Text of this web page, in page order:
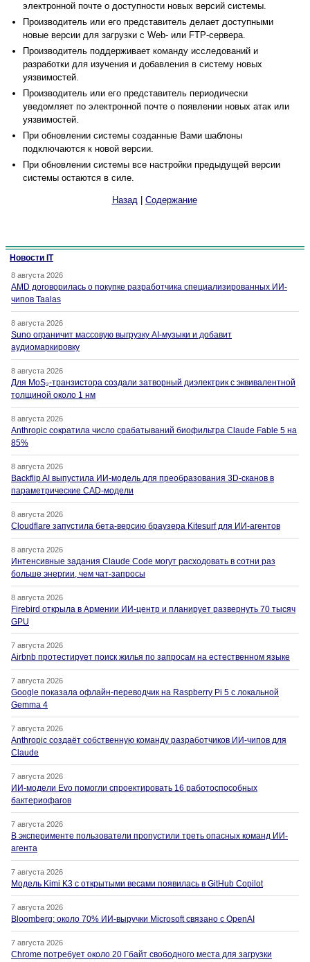
электронной почте о доступности новых версий системы.
Производитель или его представитель делает доступными
новые версии для загрузки с Web- или FTP-сервера.
Производитель поддерживает команду исследований и
разработки для изучения и добавления в систему новых
уязвимостей.
Производитель или его представитель периодически
уведомляет по электронной почте о появлении новых атак или
уязвимостей.
При обновлении системы созданные Вами шаблоны
подключаются к новой версии.
При обновлении системы все настройки предыдущей версии
системы остаются в силе.
Назад| Содержание
Новости IT
8 августа 2026
AMD договорилась о покупке разработчика специализированных ИИ-
чипов Taalas
8 августа 2026
Suno ограничит массовую выгрузку AI-музыки и добавит
аудиомаркировку
8 августа 2026
Для MoS₂-транзистора создали затворный диэлектрик с эквивалентной
толщиной около 1 нм
8 августа 2026
Anthropic сократила число срабатываний биофильтра Claude Fable 5 на
85%
8 августа 2026
Backflip AI выпустила ИИ-модель для преобразования 3D-сканов в
параметрические CAD-модели
8 августа 2026
Cloudflare запустила бета-версию браузера Kitesurf для ИИ-агентов
8 августа 2026
Интенсивные задания Claude Code могут расходовать в сотни раз
больше энергии, чем чат-запросы
8 августа 2026
Firebird открыла в Армении ИИ-центр и планирует развернуть 70 тысяч
GPU
7 августа 2026
Airbnb протестирует поиск жилья по запросам на естественном языке
7 августа 2026
Google показала офлайн-переводчик на Raspberry Pi 5 с локальной
Gemma 4
7 августа 2026
Anthropic создаёт собственную команду разработчиков ИИ-чипов для
Claude
7 августа 2026
ИИ-модели Evo помогли спроектировать 16 работоспособных
бактериофагов
7 августа 2026
В эксперименте пользователи пропустили треть опасных команд ИИ-
агента
7 августа 2026
Модель Kimi K3 с открытыми весами появилась в GitHub Copilot
7 августа 2026
Bloomberg: около 70% ИИ-выручки Microsoft связано с OpenAI
7 августа 2026
Chrome потребует около 20 Гбайт свободного места для загрузки